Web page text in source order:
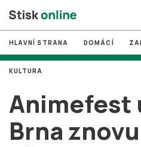
# MUNI
# Brno
# volby
HLAVNÍ STRANA DOMÁCÍ
Animefest
Brna
KULTURA